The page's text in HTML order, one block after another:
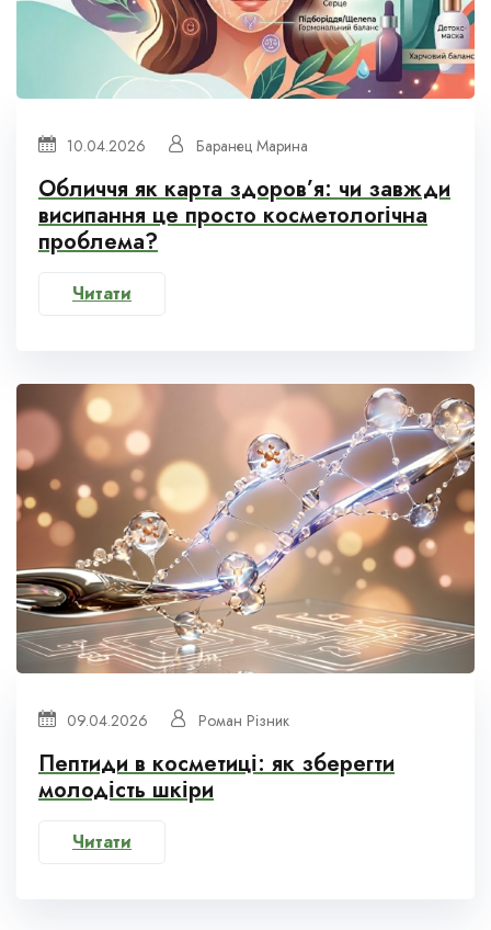
10.04.2026 Баранец Марина
Обличчя як карта здоров’я: чи завжди
висипання це просто косметологічна
проблема?
Читати
09.04.2026 Роман Різник
Пептиди в косметиці: як зберегти
молодість шкіри
Читати